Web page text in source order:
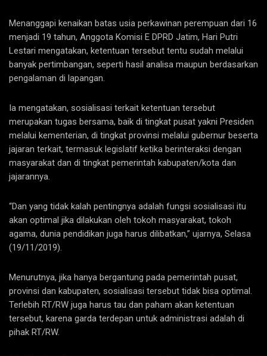
Menanggapi kenaikan batas usia perkawinan perempuan dari 16
menjadi 19 tahun, Anggota Komisi E DPRD Jatim, Hari Putri
Lestari mengatakan, ketentuan tersebut tentu sudah melalui
banyak pertimbangan, seperti hasil analisa maupun berdasarkan
pengalaman di lapangan.
Ia mengatakan, sosialisasi terkait ketentuan tersebut
merupakan tugas bersama, baik di tingkat pusat yakni Presiden
melalui kementerian, di tingkat provinsi melalui gubernur beserta
jajaran terkait, termasuk legislatif ketika berinteraksi dengan
masyarakat dan di tingkat pemerintah kabupaten/kota dan
jajarannya.
“Dan yang tidak kalah pentingnya adalah fungsi sosialisasi itu
akan optimal jika dilakukan oleh tokoh masyarakat, tokoh
agama, dunia pendidikan juga harus dilibatkan,” ujarnya, Selasa
(19/11/2019).
Menurutnya, jika hanya bergantung pada pemerintah pusat,
provinsi dan kabupaten, sosialisasi tersebut tidak bisa optimal.
Terlebih RT/RW juga harus tau dan paham akan ketentuan
tersebut, karena garda terdepan untuk administrasi adalah di
pihak RT/RW.